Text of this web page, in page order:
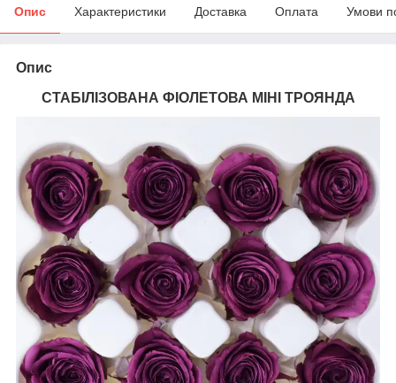
Опис Характеристики Доставка Оплата Умови
Опис
СТАБІЛІЗОВАНА ФІОЛЕТОВА МІНІ ТРОЯНДА